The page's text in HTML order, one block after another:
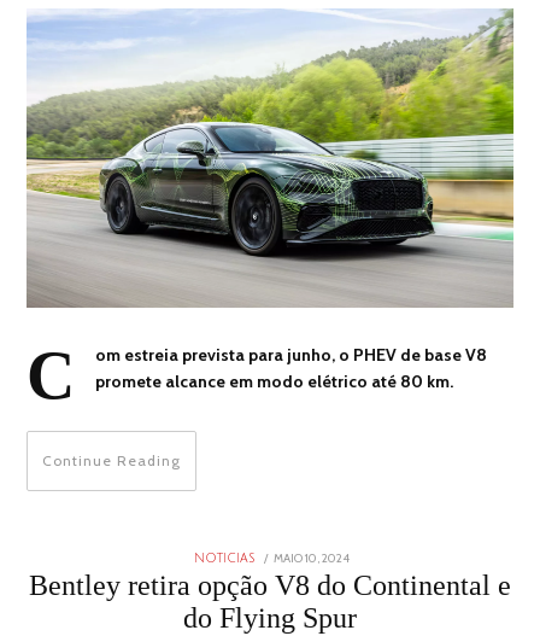
C
om estreia prevista para junho, o PHEV de base V8
promete alcance em modo elétrico até 80 km.
Continue Reading
NOTICIAS
POSTED
ON
MAIO 10, 2024MAIO
10,
2024
Bentley retira opção V8 do Continental e
do Flying Spur